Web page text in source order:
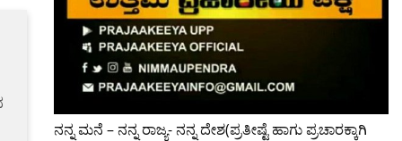
ನನ್ನ ಮನೆ – ನನ್ನ ರಾಜ್ಯ- ನನ್ನ ದೇಶ(ಪ್ರತೀಷ್ಟೆ ಹಾಗು ಪ್ರಚಾರಕ್ಕಾಗಿ